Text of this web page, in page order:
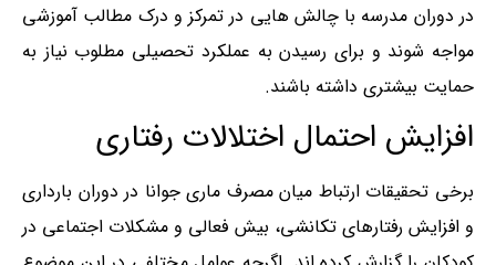
در دوران مدرسه با چالش هایی در تمرکز و درک مطالب آموزشی
مواجه شوند و برای رسیدن به عملکرد تحصیلی مطلوب نیاز به
حمایت بیشتری داشته باشند.
افزایش احتمال اختلالات رفتاری
برخی تحقیقات ارتباط میان مصرف ماری‌ جوانا در دوران بارداری
و افزایش رفتارهای تکانشی، بیش فعالی و مشکلات اجتماعی در